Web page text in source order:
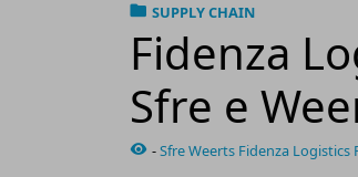
SUPPLY CHAIN
Fidenza
Sfre e
-Sfre Weerts Fidenza Logistics